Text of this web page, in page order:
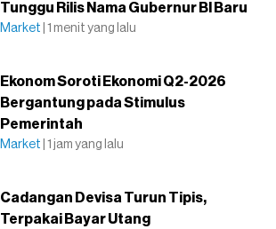
Tunggu Rilis Nama Gubernur BI Baru
Market | 1 menit yang lalu
Ekonom Soroti Ekonomi Q2-2026
Bergantung pada Stimulus
Pemerintah
Market | 1 jam yang lalu
Cadangan Devisa Turun Tipis,
Terpakai Bayar Utang